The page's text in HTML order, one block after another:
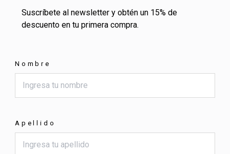
Suscríbete al newsletter y obtén un 15% de
descuento en tu primera compra.
Nombre
Apellido